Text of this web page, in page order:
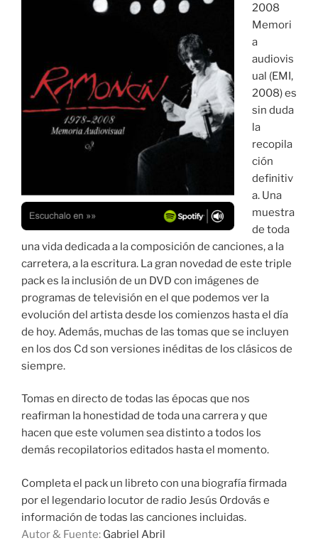
2008
Memori
a
audiovis
ual (EMI,
2008) es
sin duda
la
recopila
ción
definitiv
a. Una
muestra
de toda
una vida dedicada a la composición de canciones, a la
carretera, a la escritura. La gran novedad de este triple
pack es la inclusión de un DVD con imágenes de
programas de televisión en el que podemos ver la
evolución del artista desde los comienzos hasta el día
de hoy. Además, muchas de las tomas que se incluyen
en los dos Cd son versiones inéditas de los clásicos de
siempre.
Tomas en directo de todas las épocas que nos
reafirman la honestidad de toda una carrera y que
hacen que este volumen sea distinto a todos los
demás recopilatorios editados hasta el momento.
Completa el pack un libreto con una biografía firmada
por el legendario locutor de radio Jesús Ordovás e
información de todas las canciones incluidas.
Autor & Fuente: Gabriel Abril